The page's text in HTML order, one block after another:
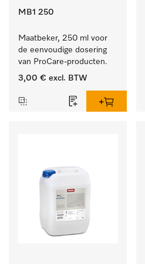
MB1 250
Maatbeker, 250 ml voor
de eenvoudige dosering
van ProCare-producten.
3,00 € excl. BTW